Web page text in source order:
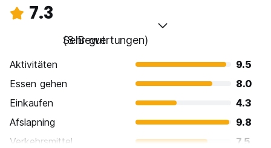
7.3
Sehr gut
(8 Bewertungen)
Aktivitäten
9.5
Essen gehen
8.0
Einkaufen
4.3
Afslapning
9.8
Verkehrsmittel
7.5